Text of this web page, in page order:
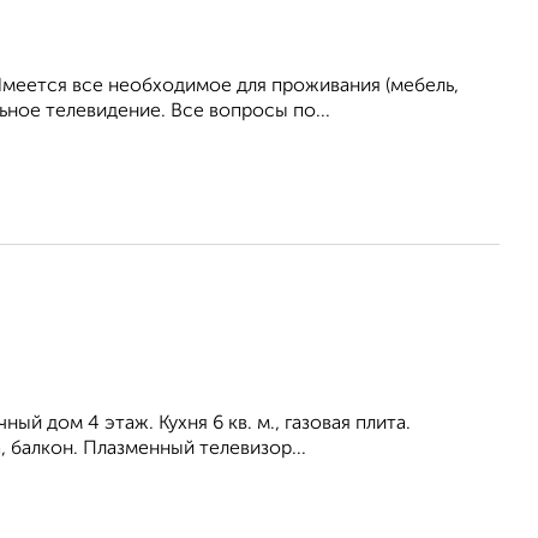
все необходимое для проживания (мебель,
телевидение. Все вопросы по...
дом 4 этаж. Кухня 6 кв. м., газовая плита.
балкон. Плазменный телевизор...